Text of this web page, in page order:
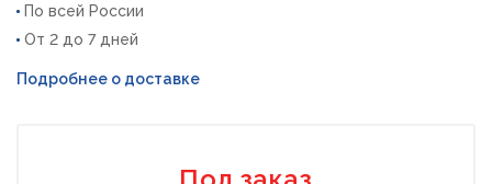
По всей России
От 2 до 7 дней
Подробнее о доставке